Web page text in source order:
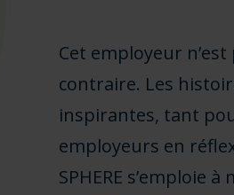
Cet employeur
contraire. Les
inspirantes, tant
employeurs en
SPHERE s’emploie